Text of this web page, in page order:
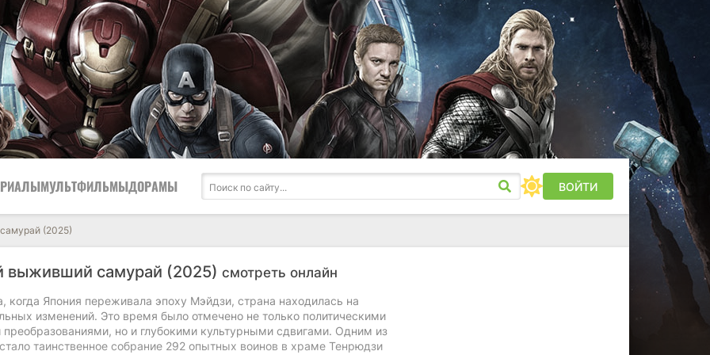
МУЛЬТФИЛЬМЫДОРАМЫ ВОЙТИ
(2025)
выживший самурай (2025) смотреть онлайн
когда Япония переживала эпоху Мэйдзи, страна находилась на
изменений. Это время было отмечено не только политическими
но и глубокими культурными сдвигами. Одним из
таинственное собрание 292 опытных воинов в храме Тенрюдзи